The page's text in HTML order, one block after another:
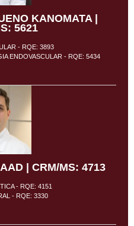
KANOMATA |
5621
- RQE: 3893
ENDOVASCULAR - RQE: 5434
| CRM/MS: 4713
- RQE: 4151
- RQE: 3330